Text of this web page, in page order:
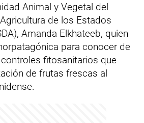
Animal y Vegetal del
de los Estados
Amanda Elkhateeb, quien
para conocer de
fitosanitarios que
de frutas frescas al